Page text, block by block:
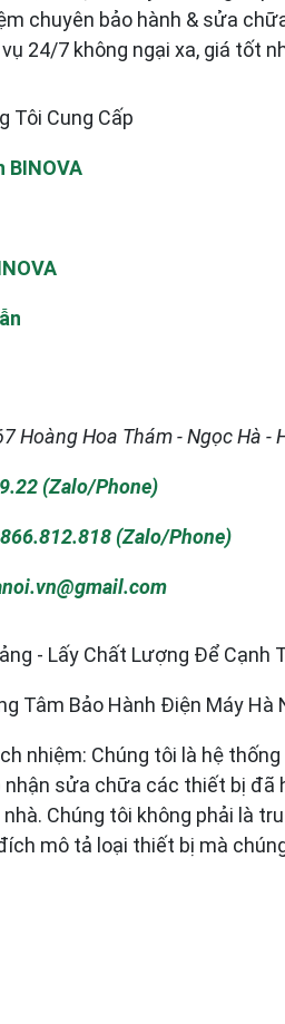
chuyên bảo hành & sửa
24/7 không ngại xa, giá tốt
Tôi Cung Cấp
BINOVA
Hoàng Hoa Thám - Ngọc Hà -
(Zalo/Phone)
(Zalo/Phone)
- Lấy Chất Lượng Để Cạnh
Tâm Bảo Hành Điện Máy Hà
nhiệm: Chúng tôi là hệ
sửa chữa các thiết bị đã
Chúng tôi không phải là
mô tả loại thiết bị mà